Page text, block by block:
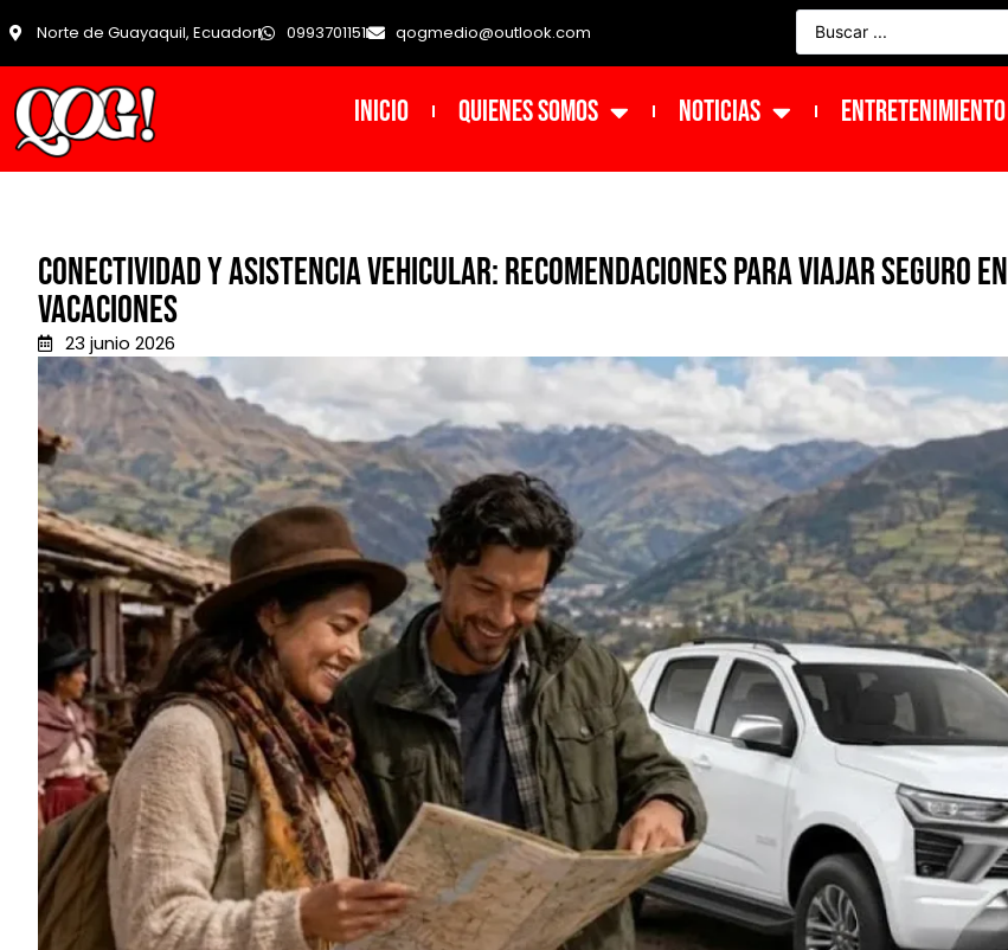
Norte de Guayaquil, Ecuador 0993701151 qogmedio@outlook.com
INICIO Quienes Somos NOTICIAS ENTRETENIMIENTO
Conectividad y asistencia vehicular: recomendaciones para viajar seguro en
vacaciones
23 junio 2026